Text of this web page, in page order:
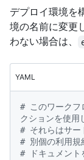
デプロイ環境を
境の名前に変更
わない場合は、
YAML
# このワークフ
クションを使用
# それらはサー
# 別個の利用規
# ドキュメント